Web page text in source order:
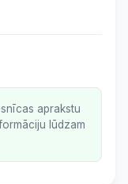
aprakstu
lūdzam